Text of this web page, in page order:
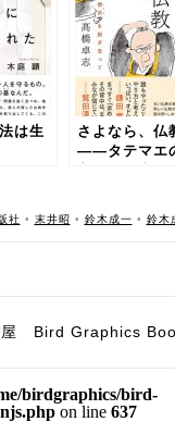
は生
さよなら、仏
――タテマエ
社 • 末井昭 • 鈴木成一 • 鈴木
屋 Bird Graphics
birdgraphics/bird-
on line 637